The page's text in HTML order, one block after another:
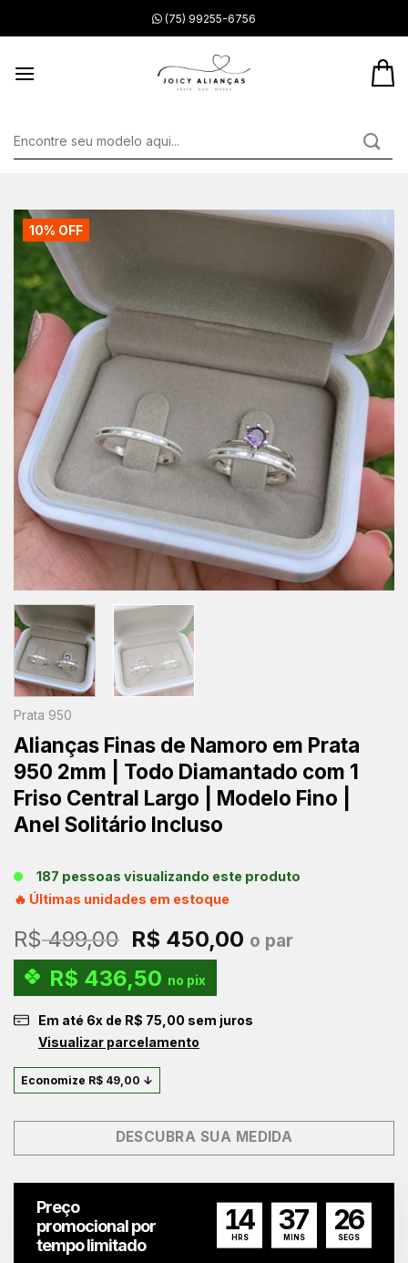
to
(75) 99255-6756
Pesquisar
10% OFF
Prata 950
Alianças Finas de Namoro em Prata
950 2mm | Todo Diamantado com 1
Friso Central Largo | Modelo Fino |
Anel Solitário Incluso
187 pessoas visualizando este produto
🔥 Últimas unidades em estoque
R$499,00 O
preço
original
era:
R$ 499,00.
R$ 450,00 O
R$ 450,00.
o par
R$ 436,50 no pix
Em até 6x de R$ 75,00 sem juros
Visualizar parcelamento
Economize R$ 49,00 ↓
DESCUBRA SUA MEDIDA
Preço
promocional por
tempo limitado
14
HRS
37
MINS
25
SEGS